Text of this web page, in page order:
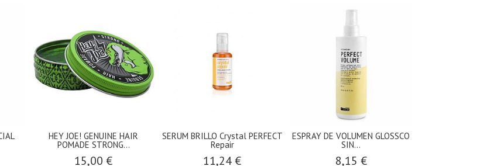
HEY JOE! GENUINE HAIR
POMADE STRONG...
15,00 €
SERUM BRILLO Crystal PERFECT
Repair
11,24 €
ESPRAY DE VOLUMEN GLOSSCO
SIN...
8,15 €